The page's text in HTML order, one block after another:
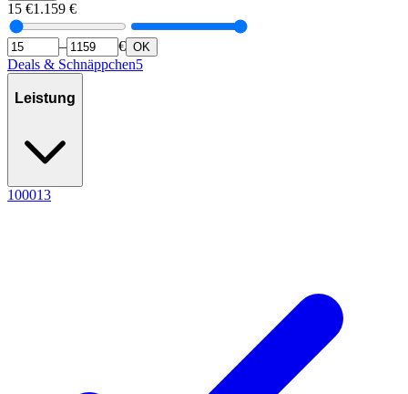
15 €1.159 €
– € OK
Deals & Schnäppchen5
Leistung
100013